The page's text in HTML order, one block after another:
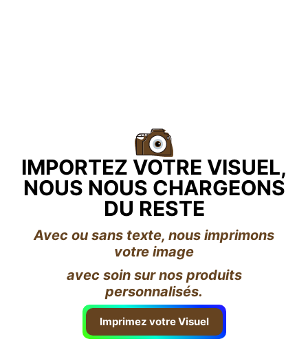
IMPORTEZ VOTRE VISUEL,
NOUS NOUS CHARGEONS
DU RESTE
Avec ou sans texte, nous imprimons
votre image
avec soin sur nos produits
personnalisés.
Imprimez votre Visuel